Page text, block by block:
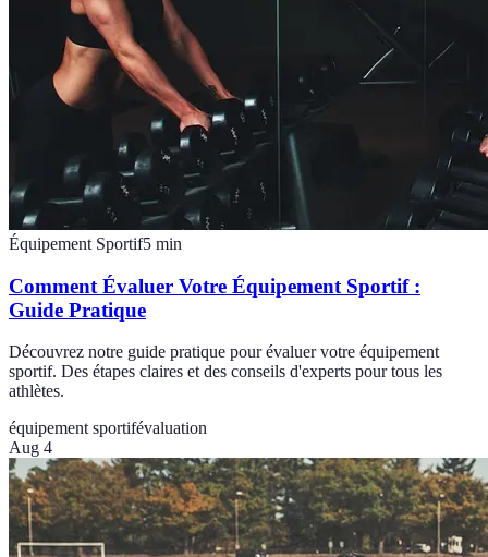
Équipement Sportif5 min
Comment Évaluer Votre Équipement Sportif :
Guide Pratique
Découvrez notre guide pratique pour évaluer votre équipement
sportif. Des étapes claires et des conseils d'experts pour tous les
athlètes.
équipement sportifévaluation
Aug 4